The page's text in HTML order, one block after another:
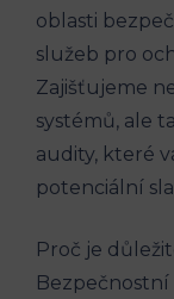
oblasti
služeb pro
Zajišťujeme
systémů, ale
audity, které
potenciální
Proč je